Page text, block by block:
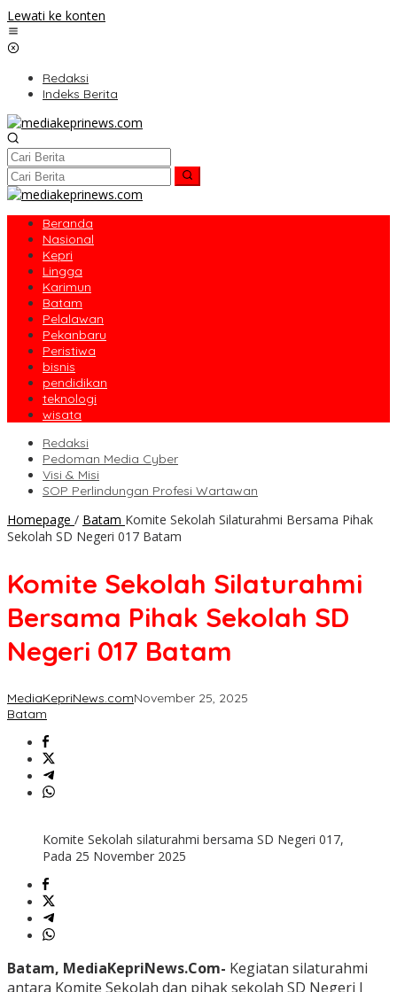
Lewati ke konten
Redaksi
Indeks Berita
Beranda
Nasional
Kepri
Lingga
Karimun
Batam
Pelalawan
Pekanbaru
Peristiwa
bisnis
pendidikan
teknologi
wisata
Redaksi
Pedoman Media Cyber
Visi & Misi
SOP Perlindungan Profesi Wartawan
Homepage / Batam Komite Sekolah Silaturahmi Bersama Pihak
Sekolah SD Negeri 017 Batam
Komite Sekolah Silaturahmi
Bersama Pihak Sekolah SD
Negeri 017 Batam
MediaKepriNews.comNovember 25, 2025
Batam
Komite Sekolah silaturahmi bersama SD Negeri 017,
Pada 25 November 2025
Batam, MediaKepriNews.Com- Kegiatan silaturahmi
antara Komite Sekolah dan pihak sekolah SD Negeri I